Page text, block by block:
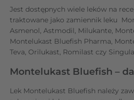
Jest dostępnych wiele leków na
traktowane jako zamiennik leku
Asmenol, Astmodil, Milukante,
Montelukast Bluefish Pharma,
Teva, Orilukast, Romilast czy
Montelukast Bluefish –
Lek Montelukast Bluefish należy